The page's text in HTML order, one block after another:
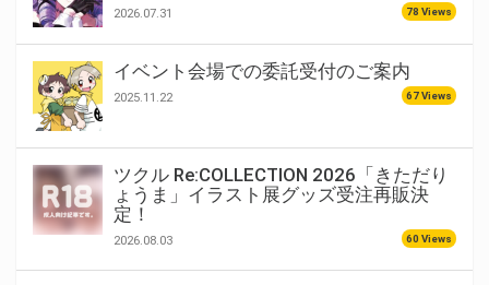
2026.07.31 78 Views
イベント会場での委託受付のご案内
2025.11.22 67 Views
ツクル Re:COLLECTION 2026「きただり
ょうま」イラスト展グッズ受注再販決
定！
2026.08.03 60 Views